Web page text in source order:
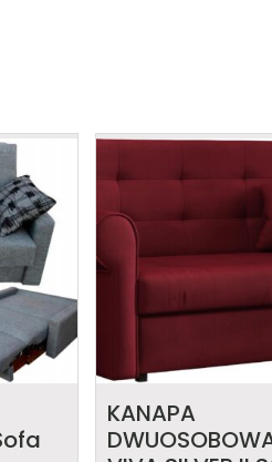
KANAPA